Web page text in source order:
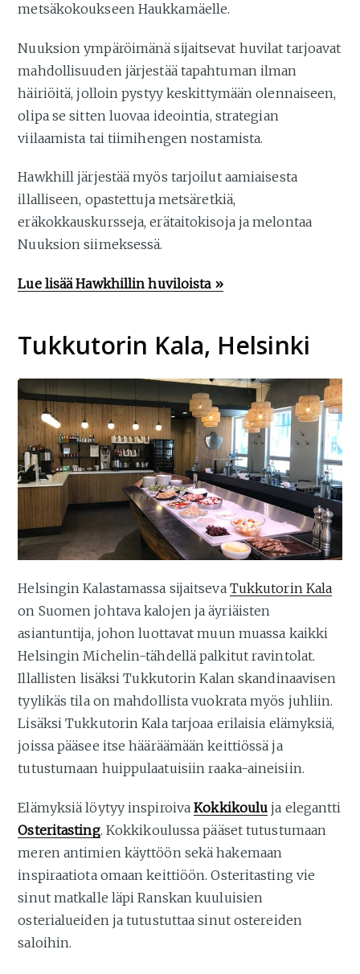
metsäkokoukseen Haukkamäelle.
Nuuksion ympäröimänä sijaitsevat huvilat tarjoavat
mahdollisuuden järjestää tapahtuman ilman
häiriöitä, jolloin pystyy keskittymään olennaiseen,
olipa se sitten luovaa ideointia, strategian
viilaamista tai tiimihengen nostamista.
Hawkhill järjestää myös tarjoilut aamiaisesta
illalliseen, opastettuja metsäretkiä,
eräkokkauskursseja, erätaitokisoja ja melontaa
Nuuksion siimeksessä.
Lue lisää Hawkhillin huviloista »
Tukkutorin Kala, Helsinki
Helsingin Kalastamassa sijaitseva Tukkutorin Kala
on Suomen johtava kalojen ja äyriäisten
asiantuntija, johon luottavat muun muassa kaikki
Helsingin Michelin-tähdellä palkitut ravintolat.
Illallisten lisäksi Tukkutorin Kalan skandinaavisen
tyylikäs tila on mahdollista vuokrata myös juhliin.
Lisäksi Tukkutorin Kala tarjoaa erilaisia elämyksiä,
joissa pääsee itse hääräämään keittiössä ja
tutustumaan huippulaatuisiin raaka-aineisiin.
Elämyksiä löytyy inspiroivaKokkikoulu ja elegantti
Osteritasting. Kokkikoulussa pääset tutustumaan
meren antimien käyttöön sekä hakemaan
inspiraatiota omaan keittiöön. Osteritasting vie
sinut matkalle läpi Ranskan kuuluisien
osterialueiden ja tutustuttaa sinut ostereiden
saloihin.